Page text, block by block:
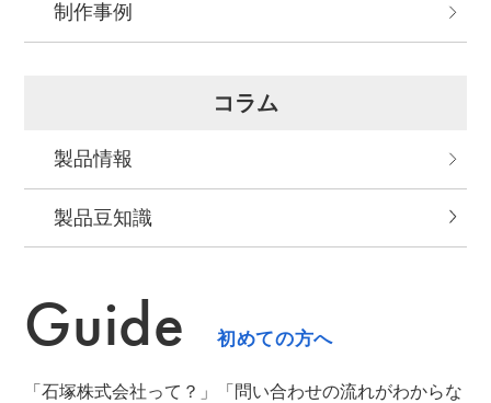
制作事例
コラム
製品情報
製品⾖知識
Guide 初めての方へ
「石塚株式会社って？」「問い合わせの流れがわからな